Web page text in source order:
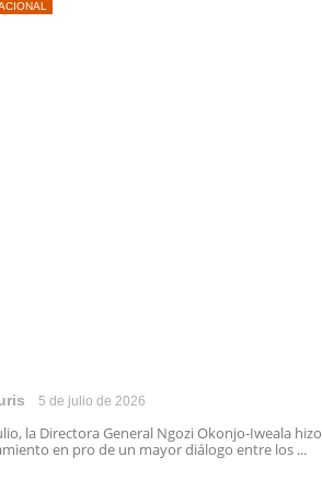
5 de julio de 2026
la Directora General Ngozi Okonjo-Iweala hizo
en pro de un mayor diálogo entre los ...